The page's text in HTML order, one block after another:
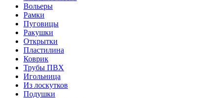
Вольеры
Рамки
Пуговицы
Ракушки
Открытки
Пластилина
Коврик
Трубы ПВХ
Игольница
Из лоскутков
Подушки